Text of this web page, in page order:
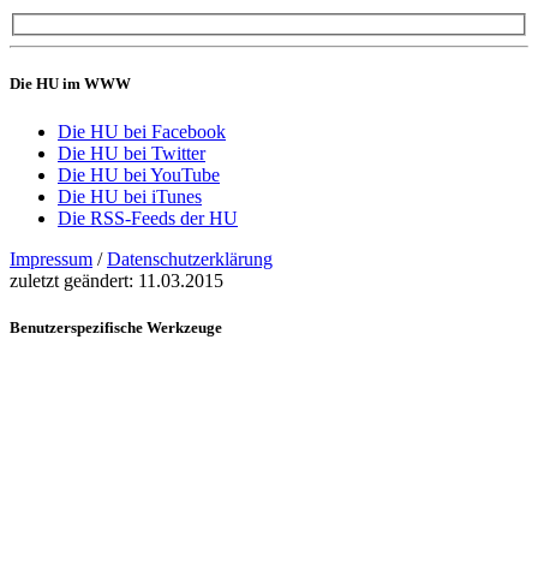
Die HU im WWW
Die HU bei Facebook
Die HU bei Twitter
Die HU bei YouTube
Die HU bei iTunes
Die RSS-Feeds der HU
Impressum /Datenschutzerklärung
zuletzt geändert: 11.03.2015
Benutzerspezifische Werkzeuge